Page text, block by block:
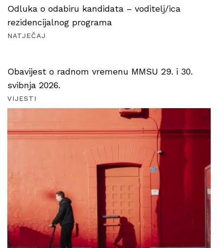
Odluka o odabiru kandidata – voditelj/ica
rezidencijalnog programa
NATJEČAJ
Obavijest o radnom vremenu MMSU 29. i 30.
svibnja 2026.
VIJESTI